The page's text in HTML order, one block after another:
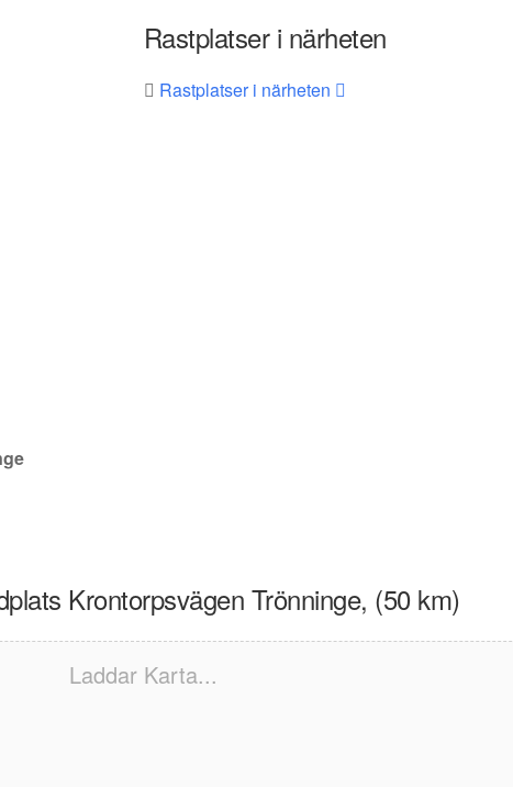
Rastplatser i närheten
Rastplatser i närheten
Krontorpsvägen Trönninge, (50 km)
Laddar Karta...